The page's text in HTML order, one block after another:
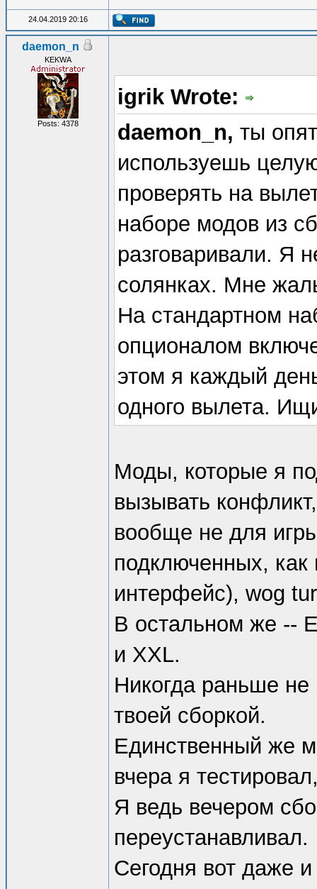
24.04.2019 20:16
daemon_n
KEKWA
Posts: 4378
igrik Wrote:
daemon_n, ты
используешь
проверять на
наборе модов из
разговаривали. Я
солянках. Мне
На стандартном
опционалом
этом я каждый
одного вылета.
Моды, которые я
вызывать
вообще не для
подключенных, как
интерфейс), wog
В остальном же --
и XXL.
Никогда раньше
твоей сборкой.
Единственный же
вчера я
Я ведь вечером
переустанавливал.
Сегодня вот даже